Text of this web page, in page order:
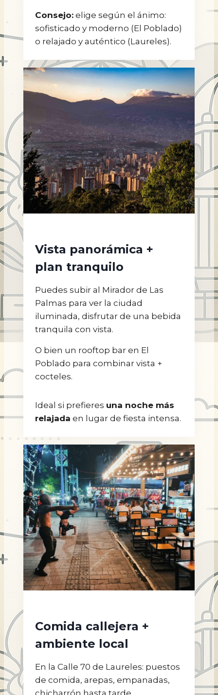
Consejo: elige según el ánimo:
sofisticado y moderno (El Poblado)
o relajado y auténtico (Laureles).
Vista panorámica +
plan tranquilo
Puedes subir al Mirador de Las
Palmas para ver la ciudad
iluminada, disfrutar de una bebida
tranquila con vista.
O bien un rooftop bar en El
Poblado para combinar vista +
cocteles.
Ideal si prefieres una noche más
relajada en lugar de fiesta intensa.
Comida callejera +
ambiente local
En la Calle 70 de Laureles: puestos
de comida, arepas, empanadas,